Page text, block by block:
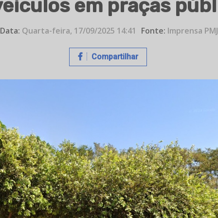
em praças
Data: Quarta-feira, 17/09/2025 14:41 Fonte: Imprensa PMJ
Compartilhar